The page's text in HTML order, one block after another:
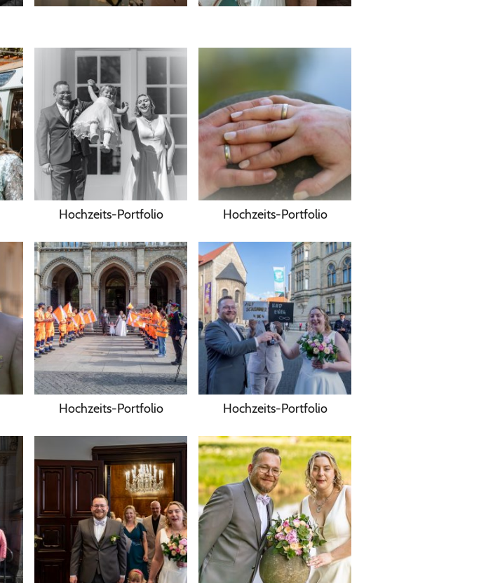
Hochzeits-Portfolio Hochzeits-Portfolio
Hochzeits-Portfolio Hochzeits-Portfolio